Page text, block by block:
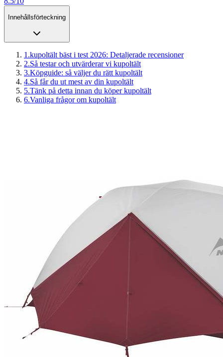
Innehållsförteckning
1 .kupoltält bäst i test 2026: Detaljerade recensioner
2.Så testar och utvärderar vi kupoltält
3.Köpguide: så väljer du rätt kupoltält
4.Så får du ut mest av din kupoltält
5.Tänk på detta innan du köper kupoltält
6.Vanliga frågor om kupoltält